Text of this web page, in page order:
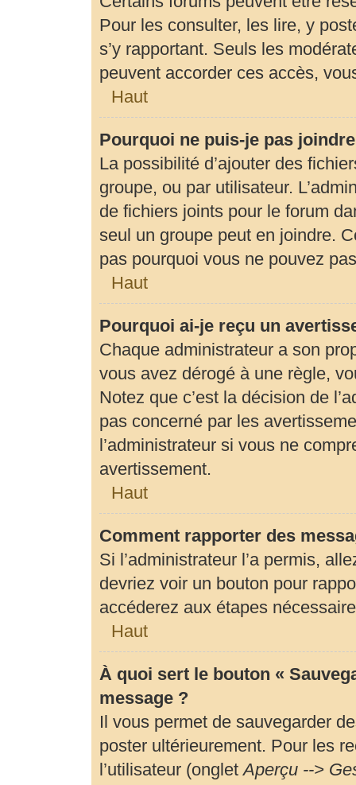
Pour les consulter, les lire, y
s’y rapportant. Seuls les
peuvent accorder ces accès,
Haut
Pourquoi ne puis-je pas
La possibilité d’ajouter des
groupe, ou par utilisateur.
de fichiers joints pour le forum
seul un groupe peut en joindre.
pas pourquoi vous ne pouvez
Haut
Pourquoi ai-je reçu un
Chaque administrateur a son
vous avez dérogé à une règle,
Notez que c’est la décision de
pas concerné par les
l’administrateur si vous ne
avertissement.
Haut
Comment rapporter des
Si l’administrateur l’a permis,
devriez voir un bouton pour
accéderez aux étapes
Haut
À quoi sert le bouton «
message ?
Il vous permet de sauvegarder
poster ultérieurement. Pour les
l’utilisateur (ongletAperçu -->